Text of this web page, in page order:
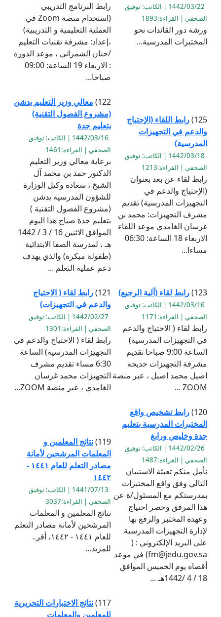
1442/03/22 | الكاتب: توفيق
الصحفي | القراءة:1893
ورشة دور القائدات نحو
المختبرات المدرسية...
رابط البرنامج التدريبي
(استخدام منصة Zoom في
العملية التعليمية و التدريبية)
،إعداد: مشرفة تقنيات التعليم
/حنان الشمراني ، موعد الدورة
: الاربعاء 19 الساعة: 09:00
صباحا...
125) رابط اللقاء (الإحتياج
والدعم في التجهيزات
المدرسية)
1442/03/18 | الكاتب: توفيق
الصحفي | القراءة:1213
رابط لقاء عن بعد بعنوان
(الإحتياج والدعم في
التجهيزات المدرسية) تقديم
مشرف التجهيزات: محمد بن
غرسان الغامدي موعد اللقاء
الاربعاء 18 الساعة: 06:30
مساءا...
122) معالي وزير التعليم يدشن
(مشروع الفصول التقنية)
بتعليم جدة
1442/03/16 | الكاتب: توفيق
الصحفي | القراءة:1461
برعاية معالي وزير التعليم
الدكتور حمد بن محمد آل
الشيخ ، سعادة وكيل الوزارة
للشؤون المدرسية يدشن
(مشروع الفصول التقنية )
بتعليم جدة صباح هذا اليوم
الموافق الاثنين 16 / 3 / 1442
هـ ، لمدرسة الصفا الابتدائية
(طفولة مبكرة) والذي يهدف
دعم عملية التعلم ...
123) رابط لقاء (آلية الرجيع)
1442/03/16 | الكاتب: توفيق
الصحفي | القراءة:1171
رابط لقاء ( الاحتياج والدعم
في التجهيزات المدرسية)
الساعة 9:00 صباحا تقديم
مشرفة التجهيزات خديجة
اصيل محمد اصيل ، عبر منصة
ZOOM ...
121) رابط لقاء ( الاحتياج
والدعم في التجهيزات)
1442/02/27 | الكاتب: توفيق
الصحفي | القراءة:1301
رابط لقاء ( الاحتياج والدعم في
التجهيزات المدرسية) الساعة
6:30 مساء تقديم مشرف
التجهيزات محمد غرسان
الغامدي ، عبر منصة ZOOM...
120) رابط تشخيص واقع
المختبرات المدرسية بتعليم
جدة وخليص ورابغ
1442/02/26 | الكاتب: توفيق
الصحفي | القراءة:1487
نأمل منكم تعبئة الاستبيان
التالي وفق واقع المختبرات
بمدرستكم مع المسئول/ة عن
هذا المرفق وحصر احتياج
وعهدة المختبر والرفع بها
لإدارة التجهيزات المدرسية
على البريد الإلكتروني : (
fm@jedu.gov.sa) في موعد
أقصاه يوم الخميس الموافق
18 / 4 /1442هـ ...
119) نتائج المعلمين و
المعلمات المرشحين لأمانة
مصادر التعلم للعام ١٤٤١ -
١٤٤٢
1441/07/13 | الكاتب: توفيق
الصحفي | القراءة:3037
نتائج المعلمين و المعلمات
المرشحين لأمانة مصادر التعلم
للعام ١٤٤١ - ١٤٤٢، أقر..
للمزيد...
117) نتائج الاختبارات التحريرية
للمعلمين والمعلمات